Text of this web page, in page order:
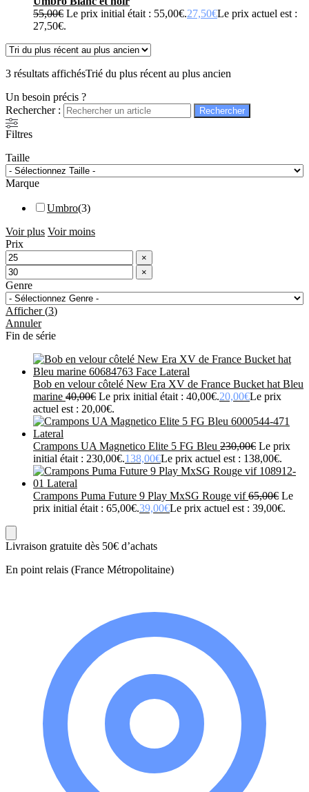
55,00€ Le prix initial était : 55,00€.27,50€Le prix actuel est :
27,50€.
3 résultats affichésTrié du plus récent au plus ancien
Un besoin précis ?
Rechercher :
Filtres
Taille
Marque
Umbro(3)
Voir plus Voir moins
Prix
×
×
Genre
Afficher(3)
Annuler
Fin de série
Bob en velour côtelé New Era XV de France Bucket hat Bleu
marine 40,00€ Le prix initial était : 40,00€.20,00€Le prix
actuel est : 20,00€.
Crampons UA Magnetico Elite 5 FG Bleu 230,00€ Le prix
initial était : 230,00€.138,00€Le prix actuel est : 138,00€.
Crampons Puma Future 9 Play MxSG Rouge vif 65,00€ Le
prix initial était : 65,00€.39,00€Le prix actuel est : 39,00€.
Livraison gratuite dès 50€ d’achats
En point relais (France Métropolitaine)